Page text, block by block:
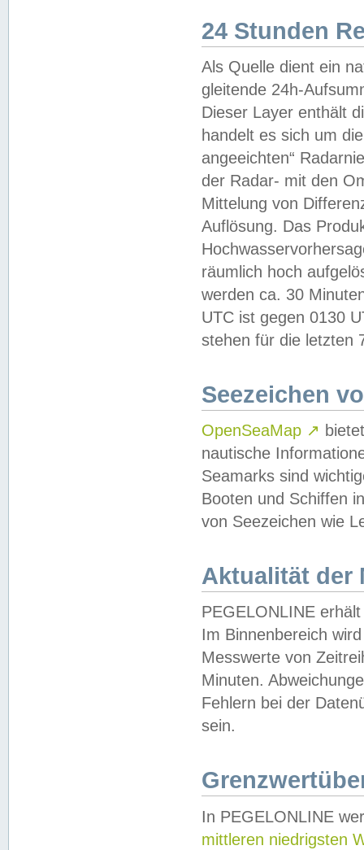
24 Stunden
Als Quelle dient ein
gleitende 24h-
Dieser Layer enthält
handelt es sich um
angeeichten“
der Radar- mit den
Mittelung von
Auflösung. Das
räumlich hoch
werden ca. 30
UTC ist gegen 0130
stehen für die letzten
Seezeichen
OpenSeaMap ↗
nautische
Seamarks sind
Booten und Schiffen
von Seezeichen wie
Aktualität der
PEGELONLINE
Im Binnenbereich
Messwerte von
Minuten.
Fehlern bei der
sein.
In PEGELONLINE
mittleren niedrigsten